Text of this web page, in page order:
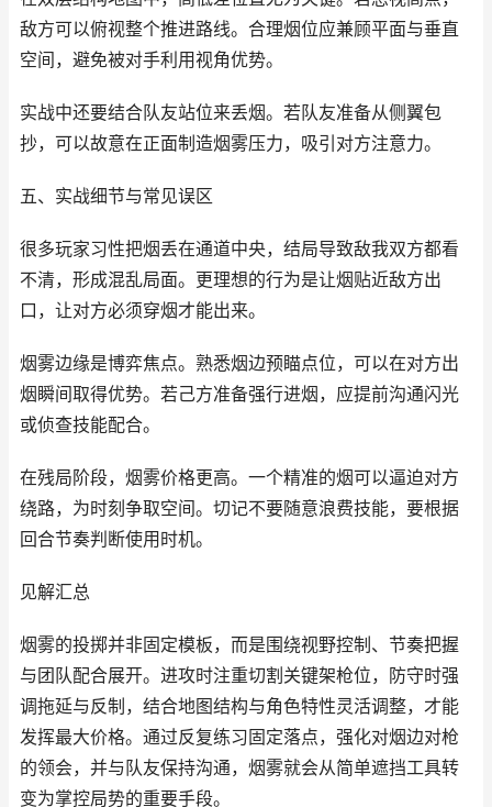
敌方可以俯视整个推进路线。合理烟位应兼顾平面与垂直
空间，避免被对手利用视角优势。
实战中还要结合队友站位来丢烟。若队友准备从侧翼包
抄，可以故意在正面制造烟雾压力，吸引对方注意力。
五、实战细节与常见误区
很多玩家习性把烟丢在通道中央，结局导致敌我双方都看
不清，形成混乱局面。更理想的行为是让烟贴近敌方出
口，让对方必须穿烟才能出来。
烟雾边缘是博弈焦点。熟悉烟边预瞄点位，可以在对方出
烟瞬间取得优势。若己方准备强行进烟，应提前沟通闪光
或侦查技能配合。
在残局阶段，烟雾价格更高。一个精准的烟可以逼迫对方
绕路，为时刻争取空间。切记不要随意浪费技能，要根据
回合节奏判断使用时机。
见解汇总
烟雾的投掷并非固定模板，而是围绕视野控制、节奏把握
与团队配合展开。进攻时注重切割关键架枪位，防守时强
调拖延与反制，结合地图结构与角色特性灵活调整，才能
发挥最大价格。通过反复练习固定落点，强化对烟边对枪
的领会，并与队友保持沟通，烟雾就会从简单遮挡工具转
变为掌控局势的重要手段。